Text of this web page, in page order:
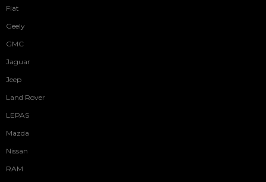
Fiat
Geely
GMC
Jaguar
Jeep
Land Rover
LEPAS
Mazda
Nissan
RAM